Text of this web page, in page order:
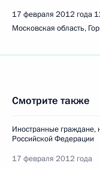
17 февраля 2012 года
Московская область,
Смотрите также
Иностранные граждане,
Российской Федерации
17 февраля 2012 года